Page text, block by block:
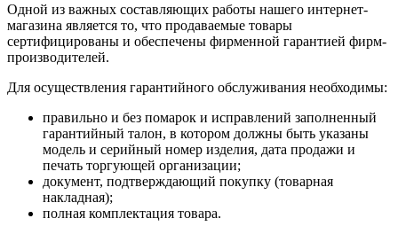
Одной из важных составляющих работы нашего интернет-
магазина является то, что продаваемые товары
сертифицированы и обеспечены фирменной гарантией фирм-
производителей.
Для осуществления гарантийного обслуживания необходимы:
правильно и без помарок и исправлений заполненный
гарантийный талон, в котором должны быть указаны
модель и серийный номер изделия, дата продажи и
печать торгующей организации;
документ, подтверждающий покупку (товарная
накладная);
полная комплектация товара.